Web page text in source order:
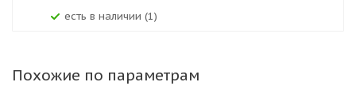
Есть в наличии (1)
Похожие по параметрам